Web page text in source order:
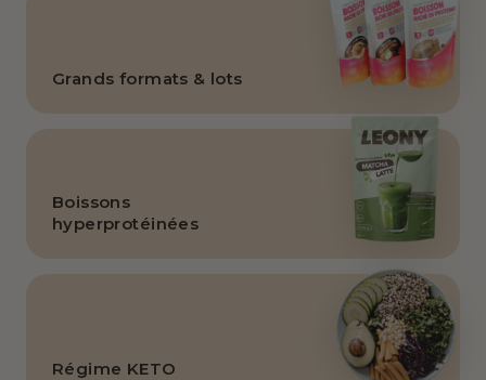
Grands formats & lots
Boissons
hyperprotéinées
Régime KETO